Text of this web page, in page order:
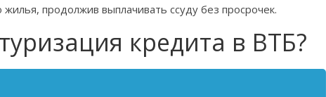
продолжив выплачивать ссуду без просрочек.
кредита в ВТБ?